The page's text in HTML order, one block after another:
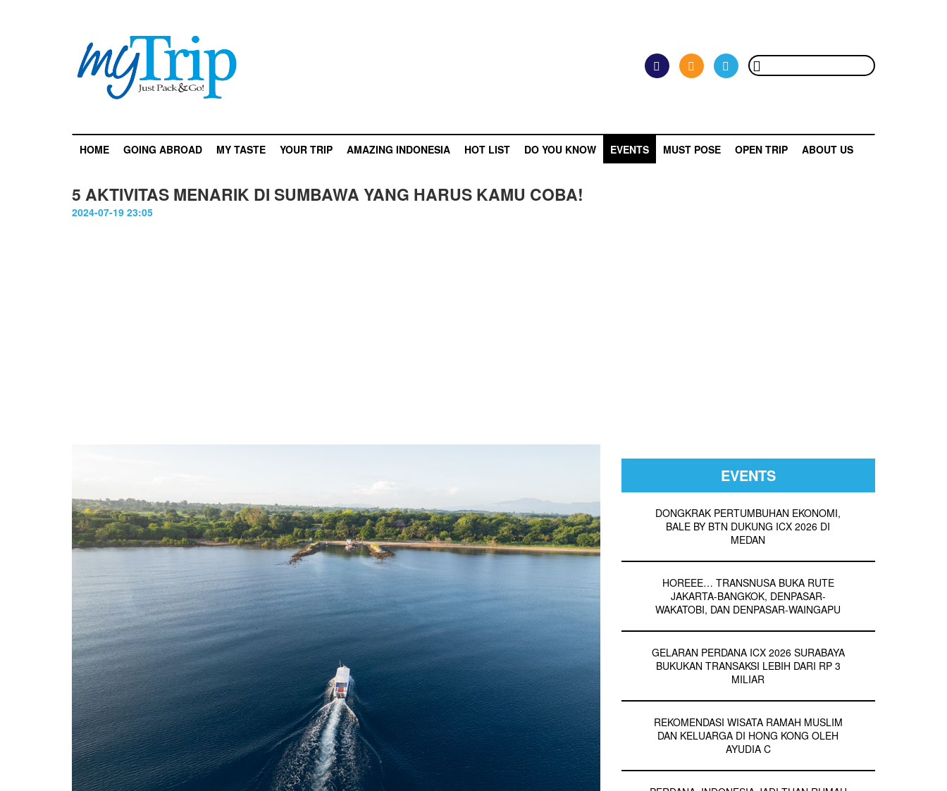
HOME GOING ABROAD MY TASTE YOUR TRIP AMAZING INDONESIA HOT LIST DO YOU KNOW EVENTS MUST POSE OPEN TRIP ABOUT US
5 AKTIVITAS MENARIK DI SUMBAWA YANG HARUS KAMU COBA!
2024-07-19 23:05
EVENTS
DONGKRAK PERTUMBUHAN EKONOMI,
BALE BY BTN DUKUNG ICX 2026 DI
MEDAN
HOREEE… TRANSNUSA BUKA RUTE
JAKARTA-BANGKOK, DENPASAR-
WAKATOBI, DAN DENPASAR-WAINGAPU
GELARAN PERDANA ICX 2026 SURABAYA
BUKUKAN TRANSAKSI LEBIH DARI RP 3
MILIAR
REKOMENDASI WISATA RAMAH MUSLIM
DAN KELUARGA DI HONG KONG OLEH
AYUDIA C